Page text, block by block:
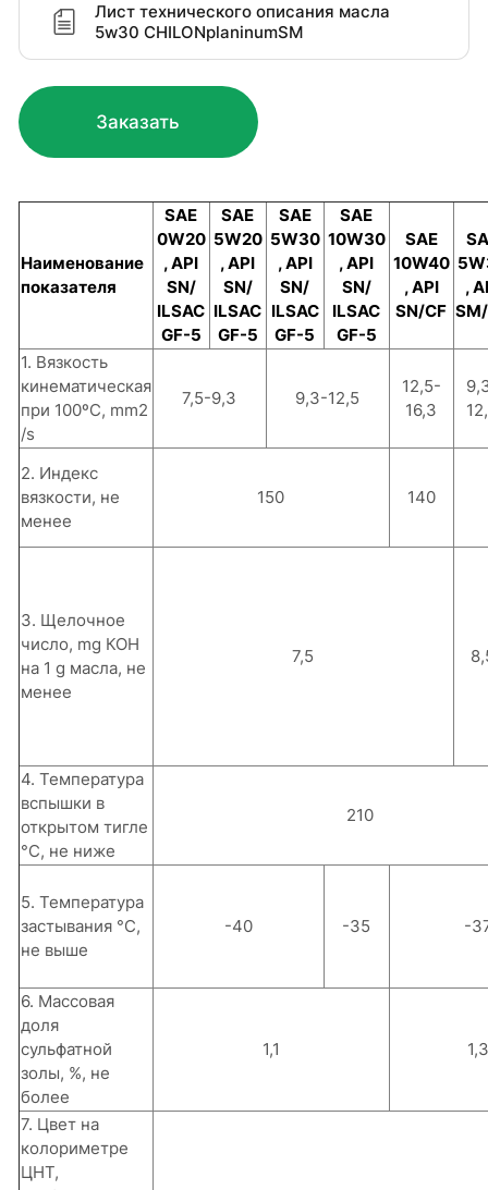
Лист технического описания масла
5w30 CHILONplaninumSM
Заказать
Наименование
показателя
SAE
0W20
, API
SN/
ILSAC
GF-5
SAE
5W20
, API
SN/
ILSAC
GF-5
SAE
5W30
, API
SN/
ILSAC
GF-5
SAE
10W30
, API
SN/
ILSAC
GF-5
SAE
10W40
, API
SN/CF
,
1. Вязкость
кинематическая
при 100ºС, mm2
/s
7,5-9,3 9,3-12,5
12,5-
16,3
2. Индекс
вязкости, не
менее
150 140
3. Щелочное
число, mg КОН
на 1 g масла, не
менее
7,5
4. Температура
вспышки в
открытом тигле
°С, не ниже
210
5. Температура
застывания °С,
не выше
-40 -35 -
6. Массовая
доля
сульфатной
золы, %, не
более
1,1
7. Цвет на
колориметре
ЦНТ,